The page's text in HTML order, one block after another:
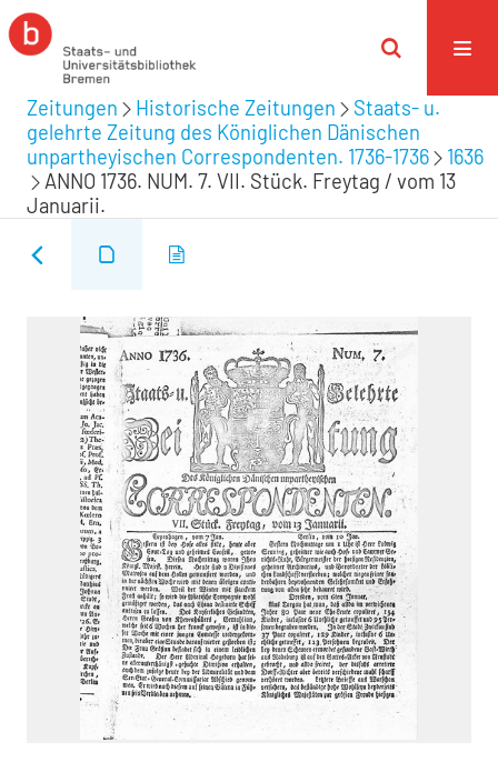
Zeitungen Historische Zeitungen
Staats- u.
gelehrte Zeitung des Königlichen Dänischen
unpartheyischen Correspondenten. 1736-1736
1636
ANNO 1736. NUM. 7. VII. Stück. Freytag / vom 13
Januarii.